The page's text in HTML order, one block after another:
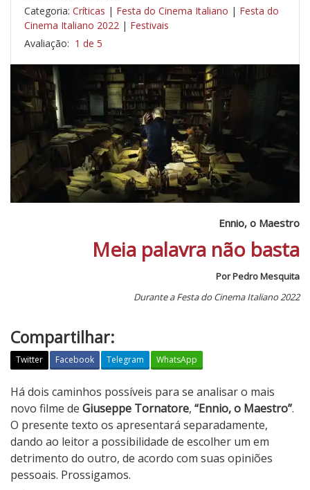
Categoria: Críticas | Festa do Cinema Italiano | Festa do
Cinema Italiano 2022 | Festivais
Avaliação: 1 de 5
Ennio, o Maestro
Meia palavra não basta
Por Pedro Mesquita
Durante a Festa do Cinema Italiano 2022
Compartilhar:
Twitter Facebook Telegram WhatsApp
E
n
n
i
o
,
Há dois caminhos possíveis para se analisar o mais
novo filme de Giuseppe Tornatore, “Ennio, o Maestro”.
O presente texto os apresentará separadamente,
dando ao leitor a possibilidade de escolher um em
detrimento do outro, de acordo com suas opiniões
pessoais. Prossigamos.